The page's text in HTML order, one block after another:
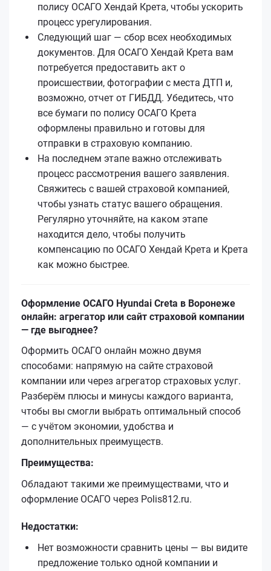
полису ОСАГО Хендай Кретa, чтобы ускорить
процесс урегулирования.
Следующий шаг — сбор всех необходимых
документов. Для ОСАГО Хендай Кретa вам
потребуется предоставить акт о
происшествии, фотографии с места ДТП и,
возможно, отчет от ГИБДД. Убедитесь, что
все бумаги по полису ОСАГО Кретa
оформлены правильно и готовы для
отправки в страховую компанию.
На последнем этапе важно отслеживать
процесс рассмотрения вашего заявления.
Свяжитесь с вашей страховой компанией,
чтобы узнать статус вашего обращения.
Регулярно уточняйте, на каком этапе
находится дело, чтобы получить
компенсацию по ОСАГО Хендай Кретa и Кретa
как можно быстрее.
Оформление ОСАГО Hyundai Creta в Воронеже
онлайн: агрегатор или сайт страховой компании
— где выгоднее?
Оформить ОСАГО онлайн можно двумя
способами: напрямую на сайте страховой
компании или через агрегатор страховых услуг.
Разберём плюсы и минусы каждого варианта,
чтобы вы смогли выбрать оптимальный способ
— с учётом экономии, удобства и
дополнительных преимуществ.
Преимущества:
Обладают такими же преимуществами, что и
оформление ОСАГО через Polis812.ru.
Недостатки:
Нет возможности сравнить цены — вы видите
предложение только одной компании и